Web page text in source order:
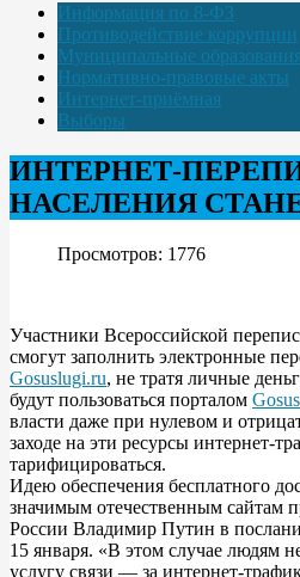
Информация по 8-ФЗ
Противодействие коррупции
Муниципальные образования
Нормативно-правовые акты
Интернет-приёмная
Выборы
ИНТЕРНЕТ-
НАСЕЛЕНИЯ
Просмотров: 1776
Участники Всероссийской
смогут заполнить электронные
Gosuslugi.ru, не тратя личные
будут пользоваться порталом
власти даже при нулевом и
заходе на эти ресурсы интернет-
тарифицироваться.
Идею обеспечения бесплатного
значимым отечественным сайтам
России Владимир Путин в
15 января. «В этом случае людям
услугу связи — за интернет-